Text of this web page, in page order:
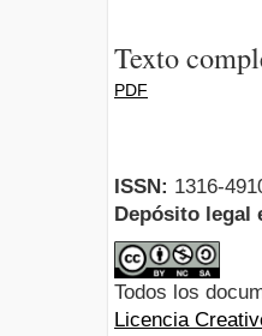
Texto
PDF
ISSN: 1316-
Depósito legal
Todos los
Licencia